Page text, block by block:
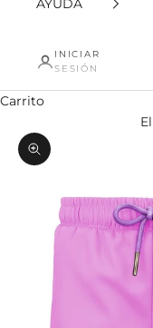
AYUDA
INICIAR
SESIÓN
Carrito
Zoom